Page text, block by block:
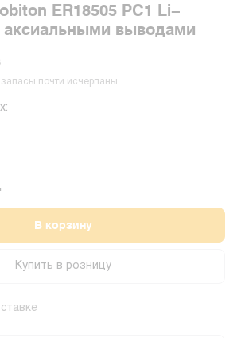
ER18505 PC1 Li-
аксиальными выводами
почти исчерпаны
В корзину
Купить в розницу